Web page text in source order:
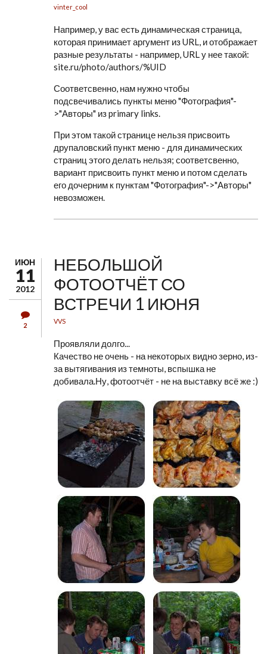
vinter_cool
Например, у вас есть динамическая страница,
которая принимает аргумент из URL, и отображает
разные результаты - например, URL у нее такой:
site.ru/photo/authors/%UID
Соответсвенно, нам нужно чтобы
подсвечивались пункты меню "Фотография"-
>"Авторы" из primary links.
При этом такой странице нельзя присвоить
друпаловский пункт меню - для динамических
страниц этого делать нельзя; соответсвенно,
вариант присвоить пункт меню и потом сделать
его дочерним к пунктам "Фотография"->"Авторы"
невозможен.
ИЮН
11
2012
2
НЕБОЛЬШОЙ
ФОТООТЧЁТ СО
ВСТРЕЧИ 1 ИЮНЯ
VVS
Проявляли долго...
Качество не очень - на некоторых видно зерно, из-
за вытягивания из темноты, вспышка не
добивала.Ну, фотоотчёт - не на выставку всё же :)